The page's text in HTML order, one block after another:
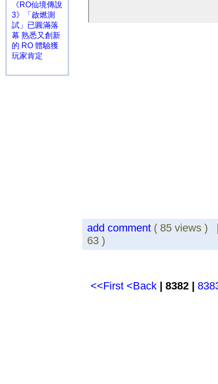
《RO仙境傳說
3》「啟燃測
試」已圓滿落
幕 熟悉又創新
的 RO 體驗獲
玩家肯定
add comment ( 85 views
63 )
<<First <Back | 8382 |